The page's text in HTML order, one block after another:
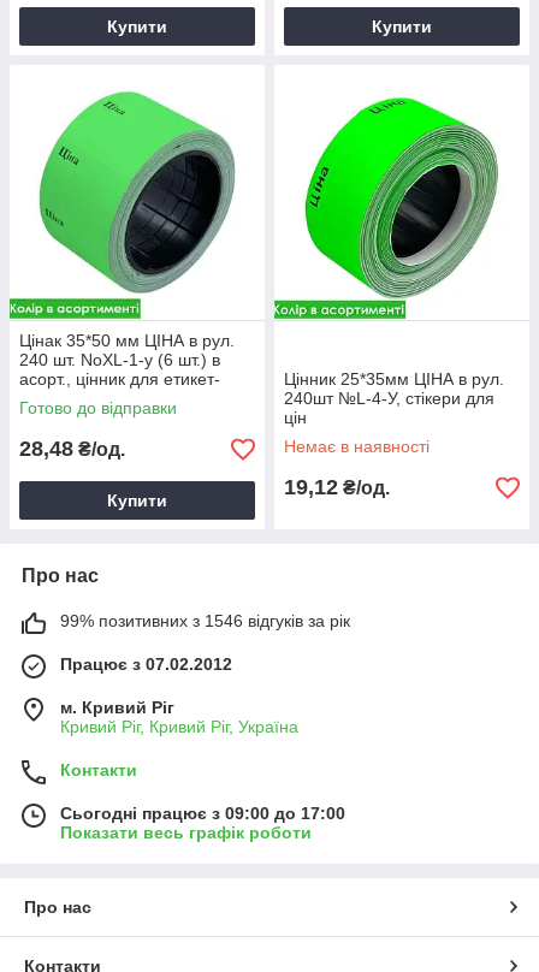
Купити Купити
Цінак 35*50 мм ЦІНА в рул.
240 шт. NoXL-1-y (6 шт.) в
асорт., цінник для етикет-
пістолета
Готово до відправки
28,48 ₴/од.
Купити
Цінник 25*35мм ЦІНА в рул.
240шт №L-4-У, стікери для
цін
Немає в наявності
19,12 ₴/од.
Про нас
99% позитивних з 1546 відгуків за рік
Працює з 07.02.2012
м. Кривий Ріг
Кривий Ріг, Кривий Ріг, Україна
Контакти
Сьогодні працює з 09:00 до 17:00
Показати весь графік роботи
Про нас
Контакти